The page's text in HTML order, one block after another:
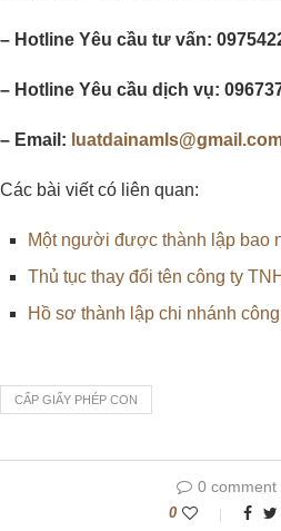
– Hotline Yêu cầu tư vấn:
– Hotline Yêu cầu dịch vụ:
– Email:
Các bài viết có liên quan:
Một người được thành lập bao
Thủ tục thay đổi tên công ty
Hồ sơ thành lập chi nhánh
CẤP GIẤY PHÉP CON
0 comment
0